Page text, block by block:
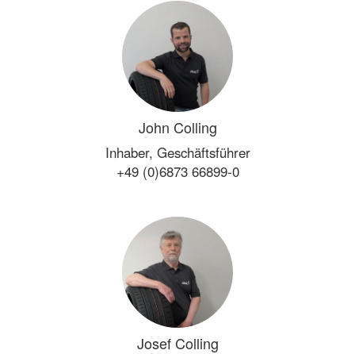
John Colling
Inhaber, Geschäftsführer
+49 (0)6873 66899-0
Josef Colling